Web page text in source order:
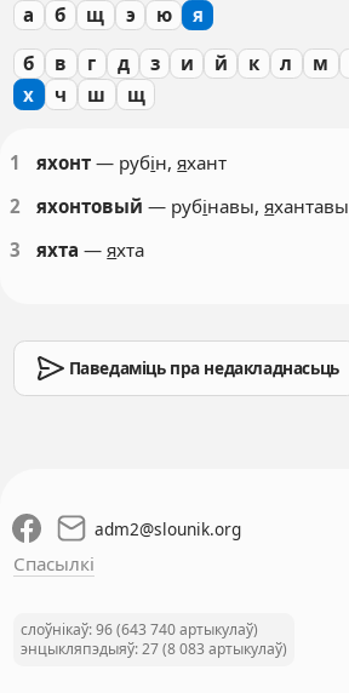
а б щ э ю я
б в г д з и й к л м
х
ч ш щ
1 яхонт — рубін,яхант
2
яхонтовый — рубінавы,яхантавы
3
яхта —яхта
Паведаміць пра недакладнасьць
adm2@slounik.org
Спасылкі
слоўнікаў: 96 (643 740 артыкулаў)
энцыкляпэдыяў: 27 (8 083 артыкулаў)